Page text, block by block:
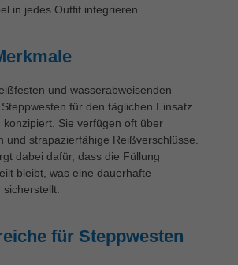
in jedes Outfit integrieren.
und wasserabweisenden
für den täglichen Einsatz
konzipiert. Sie verfügen oft über
und strapazierfähige Reißverschlüsse.
dabei dafür, dass die Füllung
bleibt, was eine dauerhafte
für Steppwesten